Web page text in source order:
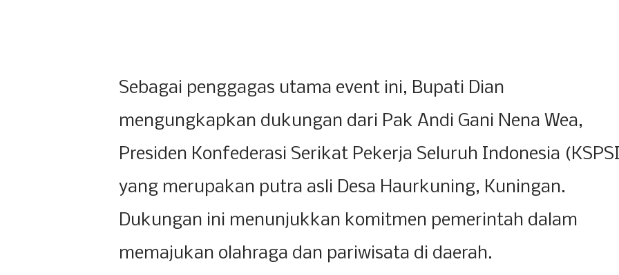
Sebagai penggagas utama event ini, Bupati Dian
mengungkapkan dukungan dari Pak Andi Gani Nena Wea,
Presiden Konfederasi Serikat Pekerja Seluruh Indonesia
yang merupakan putra asli Desa Haurkuning, Kuningan.
Dukungan ini menunjukkan komitmen pemerintah dalam
memajukan olahraga dan pariwisata di daerah.